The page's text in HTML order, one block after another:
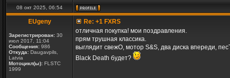
08 окт 2025, 06:54
EUgeny
Зарегистрирован: 30
июл 2017, 11:04
Сообщения: 986
Откуда: Daugavpils,
Latvia
Мотоцикл(ы): FLSTC
1999
Re: +1 FXRS
отличная покупка! мои поздравления.
прям трушная классика.
выглядит свежО, мотор S&S, два диска впереди,
Black Death будет?